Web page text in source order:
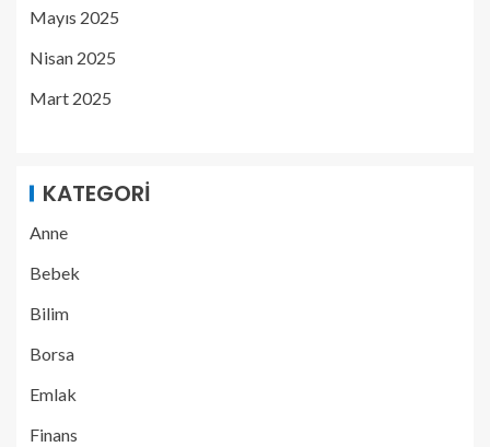
Mayıs 2025
Nisan 2025
Mart 2025
KATEGORI
Anne
Bebek
Bilim
Borsa
Emlak
Finans